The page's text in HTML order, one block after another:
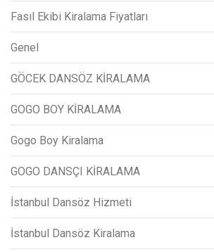
Fasıl Ekibi Kiralama Fiyatları
Genel
GÖCEK DANSÖZ KİRALAMA
GOGO BOY KİRALAMA
Gogo Boy Kiralama
GOGO DANSÇI KİRALAMA
İstanbul Dansöz Hizmeti
İstanbul Dansöz Kiralama